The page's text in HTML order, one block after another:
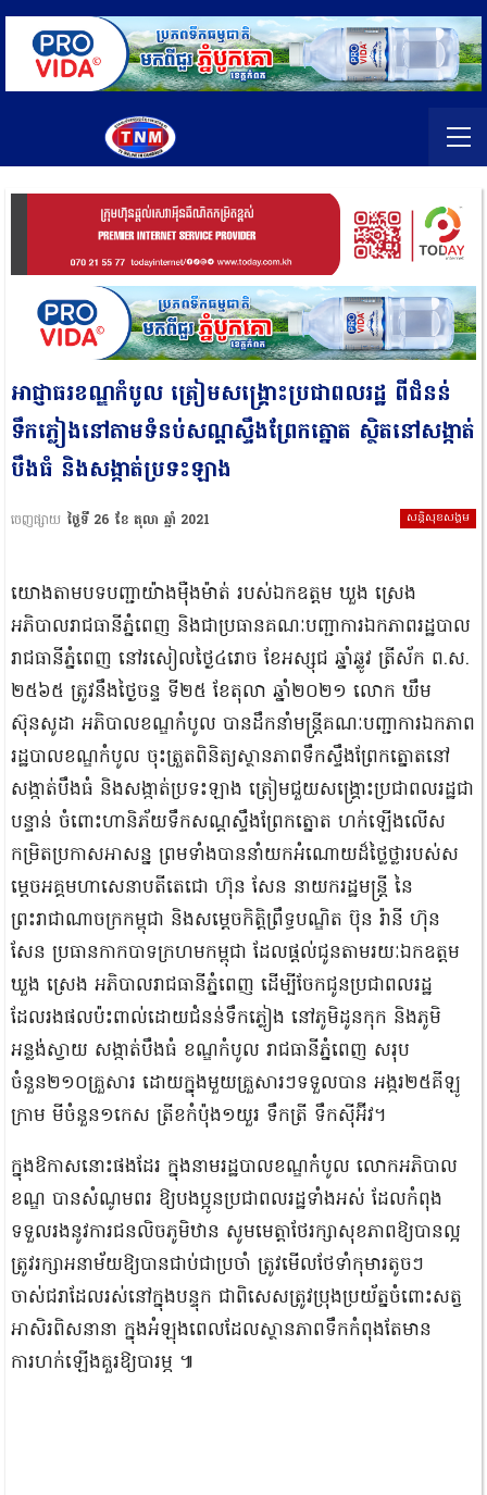
អាជ្ញាធរខណ្ឌកំបូល ត្រៀមសង្គ្រោះប្រជាពលរដ្ឋ ពីជំនន់
ទឹកភ្លៀងនៅតាមទំនប់សណ្តស្ទឹងព្រែកត្នោត ស្ថិតនៅសង្កាត់
បឹងធំ និងសង្កាត់ប្រទះឡាង
សន្តិសុខសង្គម
ចេញផ្សាយ ថ្ងៃទី 26 ខែ តុលា ឆ្នាំ 2021
យោងតាមបទបញ្ជាយ៉ាងម៉ឺងម៉ាត់ របស់ឯកឧត្តម ឃួង ស្រេង
អភិបាលរាជធានីភ្នំពេញ និងជាប្រធានគណៈបញ្ជាការឯកភាពរដ្ឋបាល
រាជធានីភ្នំពេញ នៅរសៀលថ្ងៃ៤រោច ខែអស្សុជ ឆ្នាំឆ្លូវ ត្រីស័ក ព.ស.
២៥៦៥ ត្រូវនឹងថ្ងៃចន្ទ ទី២៥ ខែតុលា ឆ្នាំ២០២១ លោក ឃឹម
ស៊ុនសូដា អភិបាលខណ្ឌកំបូល បានដឹកនាំមន្ត្រីគណៈបញ្ជាការឯកភាព
រដ្ឋបាលខណ្ឌកំបូល ចុះត្រួតពិនិត្យស្ថានភាពទឹកស្ទឹងព្រែកត្នោតនៅ
សង្កាត់បឹងធំ និងសង្កាត់ប្រទះឡាង ត្រៀមជួយសង្គ្រោះប្រជាពលរដ្ឋជា
បន្ទាន់ ចំពោះហានិភ័យទឹកសណ្ដស្ទឹងព្រែកត្នោត ហក់ឡើងលើស
កម្រិតប្រកាសអាសន្ន ព្រមទាំងបាននាំយកអំណោយដ៏ថ្លៃថ្លារបស់ស
ម្តេចអគ្គមហាសេនាបតីតេជោ ហ៊ុន សែន នាយករដ្ឋមន្ត្រី នៃ
ព្រះរាជាណាចក្រកម្ពុជា និងសម្តេចកិត្តិព្រឹទ្ធបណ្ឌិត ប៊ុន រ៉ានី ហ៊ុន
សែន ប្រធានកាកបាទក្រហមកម្ពុជា ដែលផ្តល់ជូនតាមរយៈឯកឧត្តម
ឃួង ស្រេង អភិបាលរាជធានីភ្នំពេញ ដើម្បីចែកជូនប្រជាពលរដ្ឋ
ដែលរងផលប៉ះពាល់ដោយជំនន់ទឹកភ្លៀង នៅភូមិដូនកុក និងភូមិ
អន្លង់ស្វាយ សង្កាត់បឹងធំ ខណ្ឌកំបូល រាជធានីភ្នំពេញ សរុប
ចំនួន២១០គ្រួសារ ដោយក្នុងមួយគ្រួសារៗទទួលបាន អង្ករ២៥គីឡូ
ក្រាម មីចំនួន១កេស ត្រីខកំប៉ុង១យួរ ទឹកត្រី ទឹកស៊ីអ៊ីវ។
ក្នុងឱកាសនោះផងដែរ ក្នុងនាមរដ្ឋបាលខណ្ឌកំបូល លោកអភិបាល
ខណ្ឌ បានសំណូមពរ ឱ្យបងប្អូនប្រជាពលរដ្ឋទាំងអស់ ដែលកំពុង
ទទួលរងនូវការជនលិចភូមិឋាន សូមមេត្តាថែរក្សាសុខភាពឱ្យបានល្អ
ត្រូវរក្សាអនាម័យឱ្យបានជាប់ជាប្រចាំ ត្រូវមើលថែទាំកុមារតូចៗ
ចាស់ជរាដែលរស់នៅក្នុងបន្ទុក ជាពិសេសត្រូវប្រុងប្រយ័ត្នចំពោះសត្វ
អាសិរពិសនានា ក្នុងអំឡុងពេលដែលស្ថានភាពទឹកកំពុងតែមាន
ការហក់ឡើងគួរឱ្យបារម្ភ ៕